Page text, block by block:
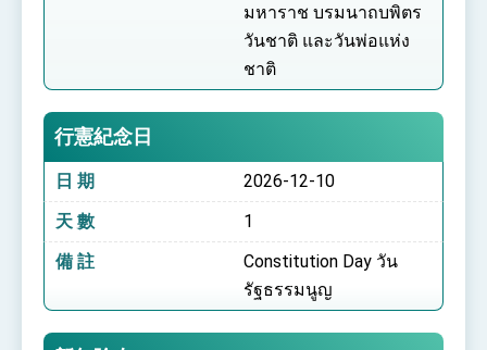
มหาราช บรมนาถบพิตร
วันชาติ และวันพ่อแห่ง
ชาติ
行憲紀念日
日 期
2026-12-10
天 數
1
備 註
Constitution Day วัน
รัฐธรรมนูญ